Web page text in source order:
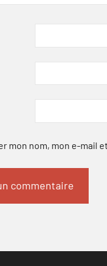
mon nom, mon e-mail